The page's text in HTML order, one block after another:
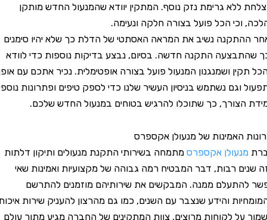
ללא גרימת נזק נוסף. המתקין יוודא שהמנעול החדש מותקן
הכל פועל בצורה חלקה ונעימה.
נשיב את המראה האסתטי של הדלת כך שלא יהיו סימנים
התקנה חדשה. בסיום, נבצע בדיקות נוספות כדי לוודא
ושמנגנון המנעול פועל בצורה אופטימלית. נכיר אתכם עם אופן
נשתמש בניסיון העשיר שלנו כדי לספק טיפים ופתרונות נוספים
כך שתוכלו להרגיש בטוחים במנעול החדש שלכם.
האמינות של מנעולן אקספרס
אקספרסמתמחה בשירותי התקנת מנעולים ותיקון דלתות
רבות, דבר המבטיח רמה גבוהה של מקצועיות ואמינות שאי
ממנה. המבקשים את שירותיהם מוזמנים להתרשם
והידע שנצבר עם השנים, כמו גם מהרצון להעניק שירות איכותי
על לקוחות מרוצים. צוות המתקינים של החברה מגיע מתוך עולם